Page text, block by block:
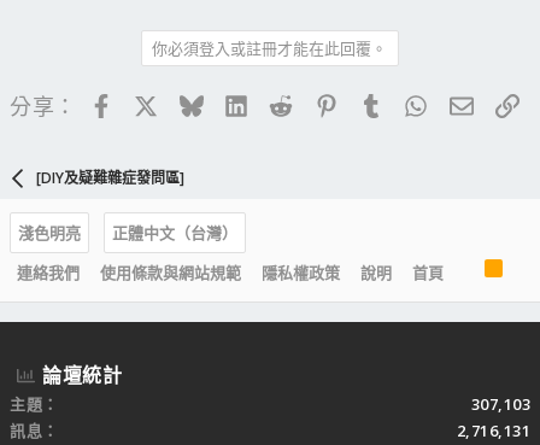
你必須登入或註冊才能在此回覆。
分享： FacebookBlueskyLinkedIn
Reddit PinterestTumblrWhatsApp
電子
[DIY及疑難雜症發問區]
淺色明亮
正體中文（台灣）
連絡我們
使用條款與網站規範 隱私權政策 說明 首頁
S
論壇統計
主題
307,103
訊息
2,716,131